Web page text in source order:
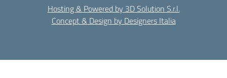
Hosting & Powered by 3D Solution S.r.l.
Concept & Design by Designers Italia